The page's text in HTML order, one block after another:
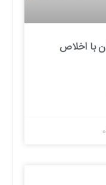
با اخلاص